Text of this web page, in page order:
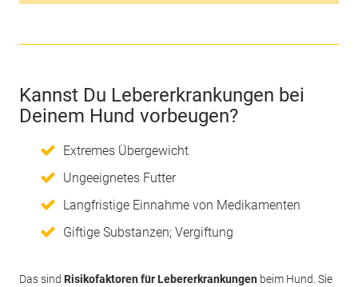
Kannst Du Lebererkrankungen bei
Deinem Hund vorbeugen?
Extremes Übergewicht
Ungeeignetes Futter
Langfristige Einnahme von Medikamenten
Giftige Substanzen; Vergiftung
Das sind Risikofaktoren für Lebererkrankungen beim Hund. Sie